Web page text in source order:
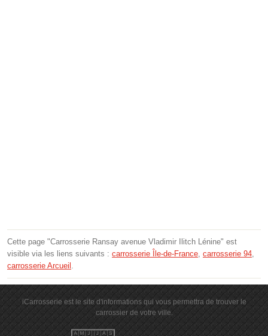
Cette page "Carrosserie Ransay avenue Vladimir Ilitch Lénine" est
visible via les liens suivants : carrosserie Île-de-France carrosserie 94
carrosserie Arcueil
iCarrosserie est le site d'informations qui vous permettra de trouver le
carrossier de votre ville.